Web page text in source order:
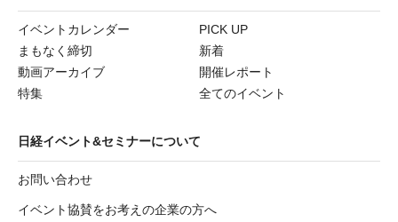
イベントカレンダー
PICK UP
まもなく締切
新着
動画アーカイブ
開催レポート
特集
全てのイベント
日経イベント&セミナーについて
お問い合わせ
イベント協賛をお考えの企業の方へ